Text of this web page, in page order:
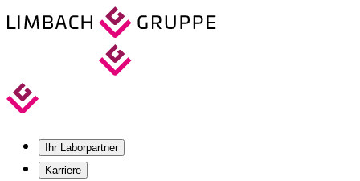
Ihr Laborpartner
Karriere